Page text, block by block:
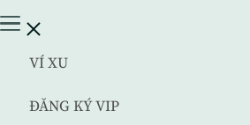
VÍ XU
ĐĂNG KÝ VIP